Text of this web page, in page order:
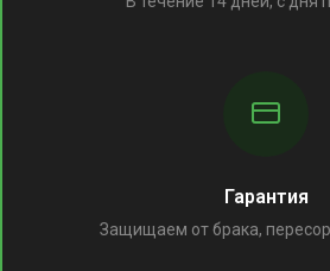
Гарантия
Защищаем от брака,